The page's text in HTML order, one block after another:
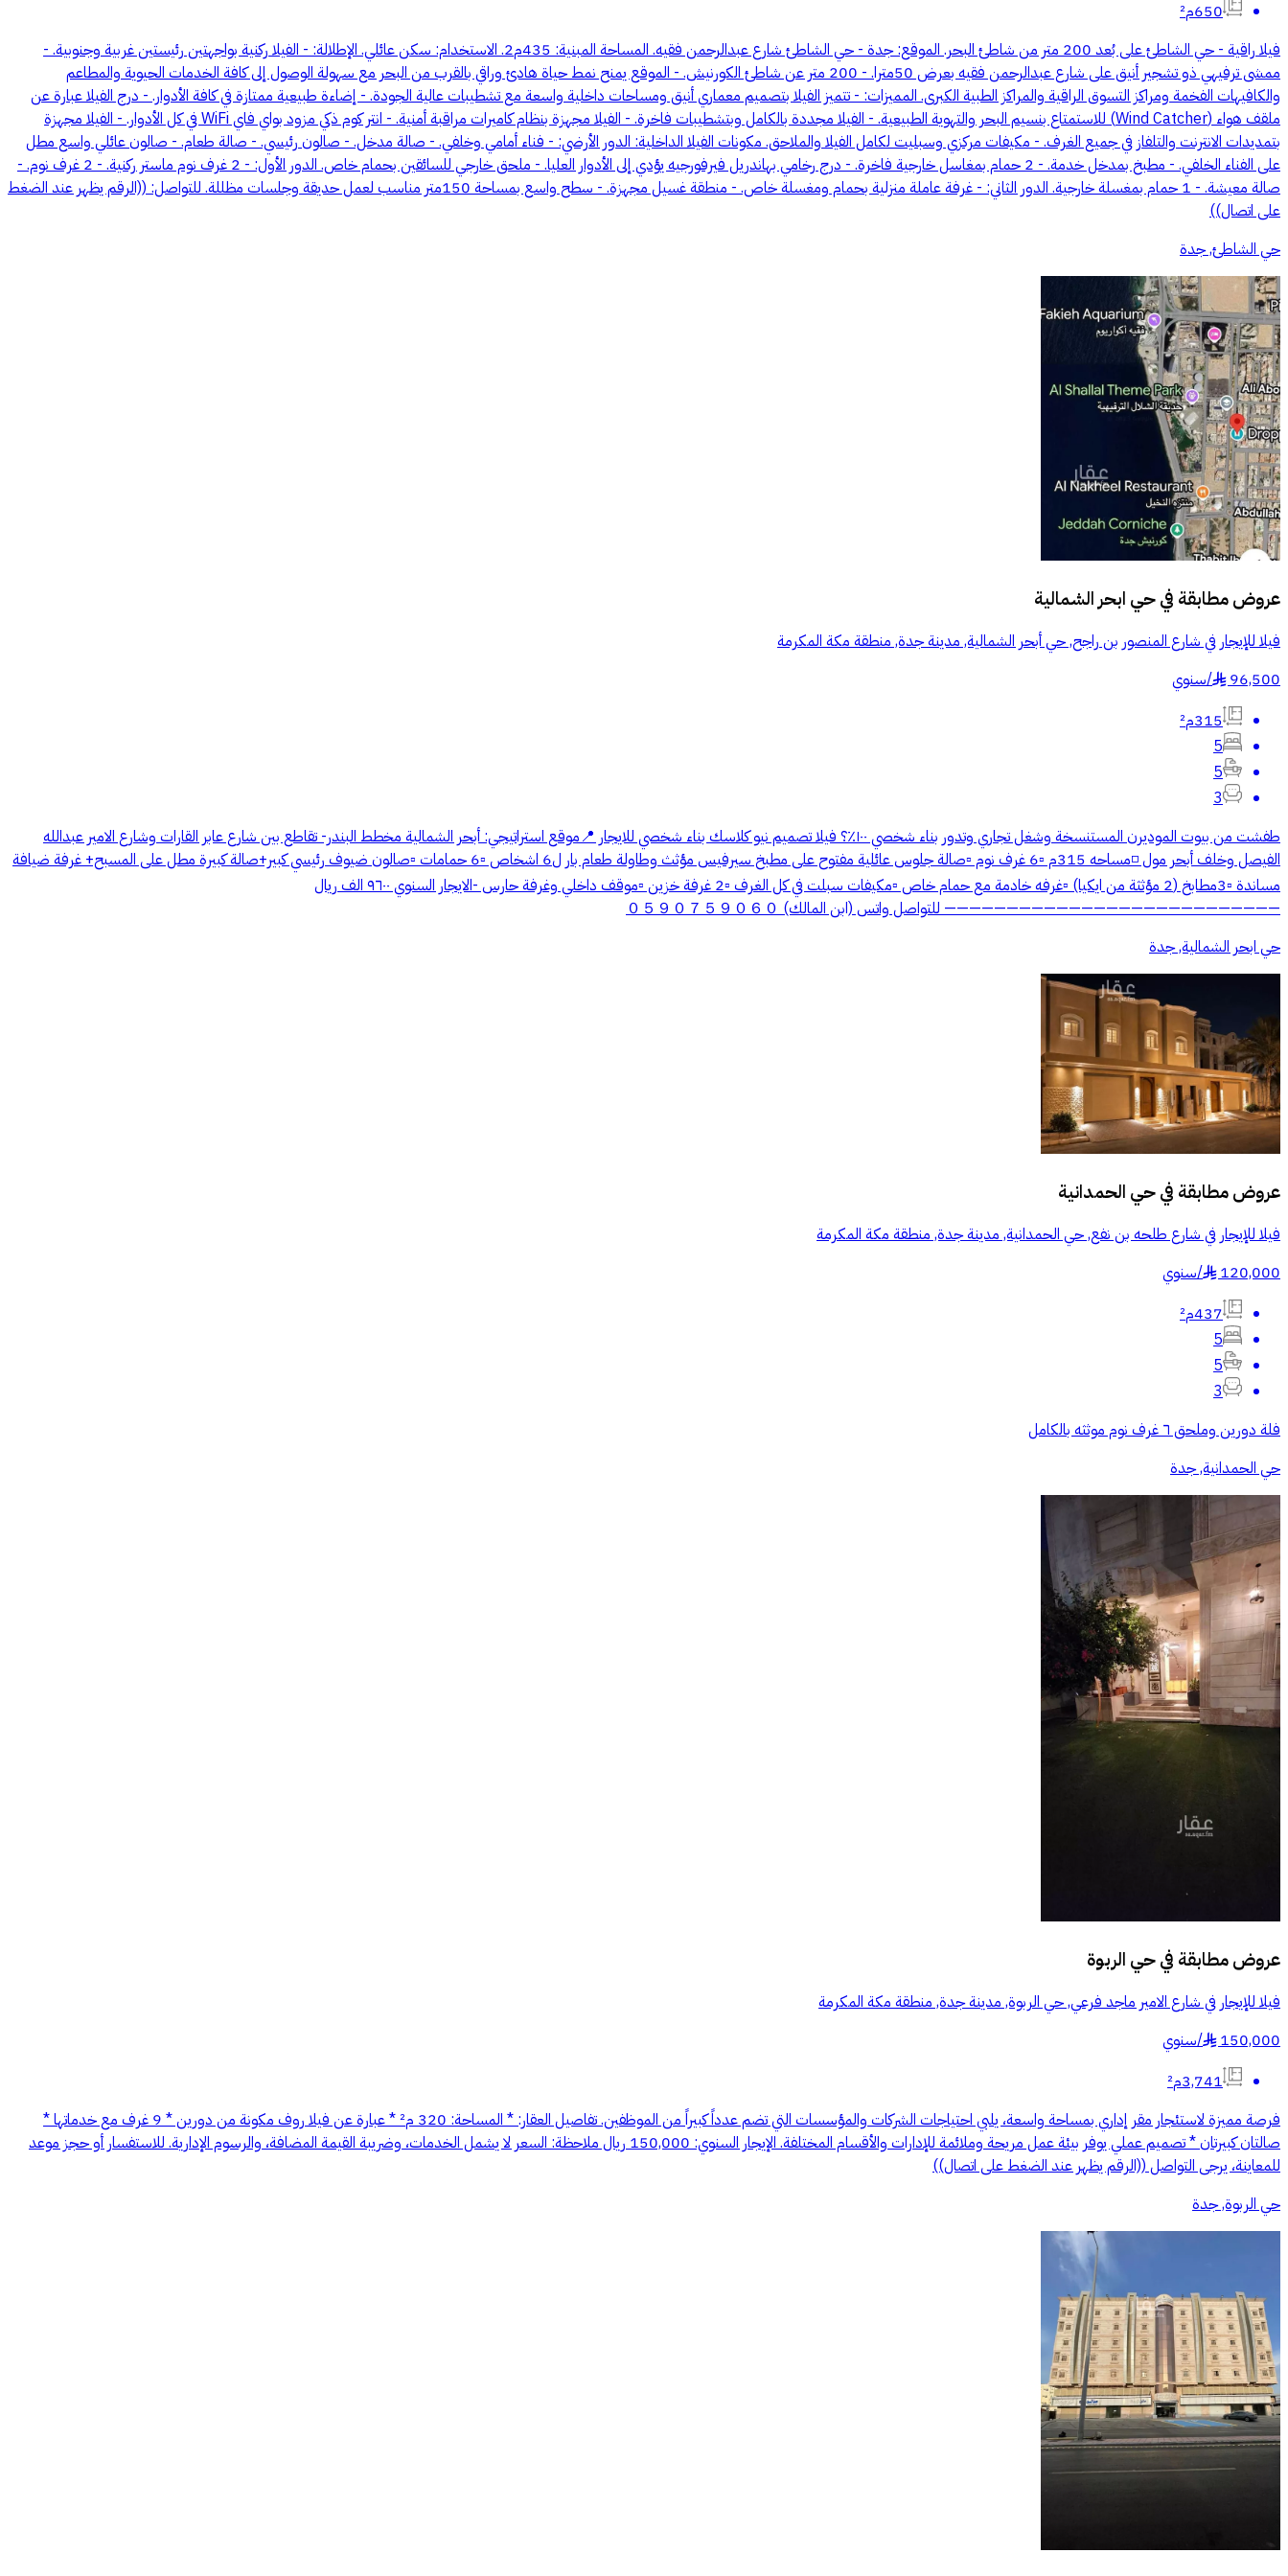
650م²
فيلا راقية - حي الشاطئ على بُعد 200 متر من شاطئ البحر. الموقع: جدة - حي الشاطئ شارع عبدالرحمن فقيه. المساحة المبنية: 435م2. الاستخدام: سكن عائلي. الإطلالة: - الفيلا ركنية بواجهتين رئيستين غربية وجنوبية. -
ممشى ترفيهي ذو تشجير أنيق على شارع عبدالرحمن فقيه بعرض 50مترا. - 200 متر عن شاطئ الكورنيش. - الموقع يمنح نمط حياة هادئ وراقي بالقرب من البحر مع سهولة الوصول إلى كافة الخدمات الحيوية والمطاعم
والكافيهات الفخمة ومراكز التسوق الراقية والمراكز الطبية الكبرى. المميزات: - تتميز الفيلا بتصميم معماري أنيق ومساحات داخلية واسعة مع تشطيبات عالية الجودة. - إضاءة طبيعية ممتازة في كافة الأدوار. - درج الفيلا عبارة عن
ملقف هواء (Wind Catcher) للاستمتاع بنسيم البحر والتهوية الطبيعية. - الفيلا مجددة بالكامل وبتشطيبات فاخرة. - الفيلا مجهزة بنظام كاميرات مراقبة أمنية. - انتر كوم ذكي مزود بواي فاي WiFi في كل الأدوار. - الفيلا مجهزة
بتمديدات الانترنت والتلفاز في جميع الغرف. - مكيفات مركزي وسبليت لكامل الفيلا والملاحق. مكونات الفيلا الداخلية: الدور الأرضي: - فناء أمامي وخلفي. - صالة مدخل. - صالون رئيسي. - صالة طعام. - صالون عائلي واسع مطل
على الفناء الخلفي. - مطبخ بمدخل خدمة. - 2 حمام بمغاسل خارجية فاخرة. - درج رخامي بهاندريل فيرفورجيه يؤدي إلى الأدوار العليا. - ملحق خارجي للسائقين بحمام خاص. الدور الأول: - 2 غرف نوم ماستر ركنية. - 2 غرف نوم. -
صالة معيشة. - 1 حمام بمغسلة خارجية. الدور الثاني: - غرفة عاملة منزلية بحمام ومغسلة خاص. - منطقة غسيل مجهزة. - سطح واسع بمساحة 150متر مناسب لعمل حديقة وجلسات مظللة. للتواصل: ((الرقم يظهر عند الضغط
على اتصال))
حي الشاطئ, جدة
عروض مطابقة فيحي ابحر الشمالية
فيلا للإيجار في شارع المنصور بن راجح, حي أبحر الشمالية, مدينة جدة, منطقة مكة المكرمة
96,500
§
/سنوي
315م²
5
5
3
طفشت من بيوت الموديرن المستنسخة وشغل تجاري وتدور بناء شخصي ١٠٠٪؜؟ فيلا تصميم نيو كلاسك بناء شخصي للايجار 📍موقع استراتيجي: أبحر الشمالية مخطط البندر- تقاطع بين شارع عابر القارات وشارع الامير عبدالله
الفيصل وخلف أبحر مول ◽️مساحه 315م ▫️6 غرف نوم ▫️صالة جلوس عائلية مفتوح على مطبخ سيرفيس مؤثث وطاولة طعام بار ل6 اشخاص ▫️6 حمامات ▫️صالون ضيوف رئيسي كبير+صالة كبيرة مطل على المسبح+ غرفة ضيافة
مساندة ▫️3مطابخ (2 مؤثثة من ايكيا) ▫️غرفه خادمة مع حمام خاص ▫️مكيفات سبلت في كل الغرف ▫️2 غرفة خزين ▫️موقف داخلي وغرفة حارس -الايجار السنوي ٩٦٠٠ الف ريال
——————————————————————————— للتواصل واتس (ابن المالك) ０５９０７５９０６０
حي ابحر الشمالية, جدة
عروض مطابقة فيحي الحمدانية
فيلا للإيجار في شارع طلحه بن نفع, حي الحمدانية, مدينة جدة, منطقة مكة المكرمة
120,000
§
/سنوي
437م²
5
5
3
فلة دورين وملحق ٦ غرف نوم موثثه بالكامل
حي الحمدانية, جدة
عروض مطابقة فيحي الربوة
فيلا للإيجار في شارع الامير ماجد فرعي, حي الربوة, مدينة جدة, منطقة مكة المكرمة
150,000
§
/سنوي
3,741م²
فرصة مميزة لاستئجار مقر إداري بمساحة واسعة، يلبي احتياجات الشركات والمؤسسات التي تضم عدداً كبيراً من الموظفين. تفاصيل العقار: * المساحة: 320 م² * عبارة عن فيلا روف مكونة من دورين * 9 غرف مع خدماتها *
صالتان كبيرتان * تصميم عملي يوفر بيئة عمل مريحة وملائمة للإدارات والأقسام المختلفة. الإيجار السنوي: 150,000 ريال ملاحظة: السعر لا يشمل الخدمات، وضريبة القيمة المضافة، والرسوم الإدارية. للاستفسار أو حجز موعد
للمعاينة، يرجى التواصل ((الرقم يظهر عند الضغط على اتصال))
حي الربوة, جدة